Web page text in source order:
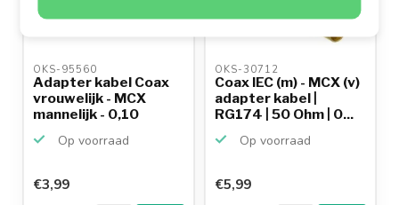
OKS-95560
Adapter kabel Coax
vrouwelijk - MCX
mannelijk - 0,10
Op voorraad
€3,99
OKS-30712
Coax IEC (m) - MCX (v)
adapter kabel |
RG174 | 50 Ohm | 0...
Op voorraad
€5,99